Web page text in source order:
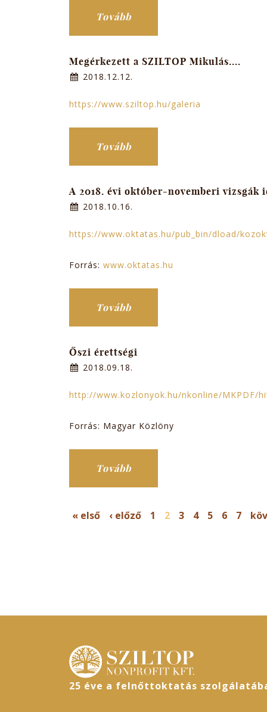
Tovább
Megérkezett a SZILTOP Mikulás....
2018.12.12.
https://www.sziltop.hu/galeria
Tovább
A 2018. évi október-novemberi vizsgák
2018.10.16.
https://www.oktatas.hu/pub_bin/dload/
Forrás: www.oktatas.hu
Tovább
Őszi érettségi
2018.09.18.
http://www.kozlonyok.hu/nkonline/MKPDF/
Forrás: Magyar Közlöny
Tovább
OLDALAK
« első ‹ előző 1 2 3 4 5 6 7
25 éve a felnőttoktatás